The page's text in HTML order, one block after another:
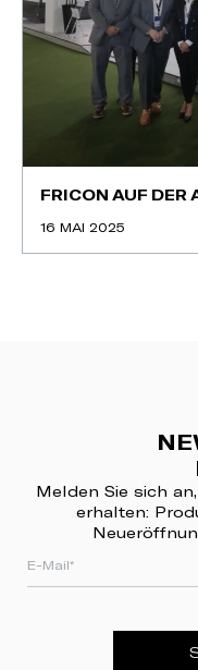
FRICON AUF DER
16 MAI 2025
Melden Sie sich
erhalten: